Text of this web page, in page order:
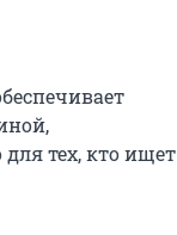
тех, кто ищет